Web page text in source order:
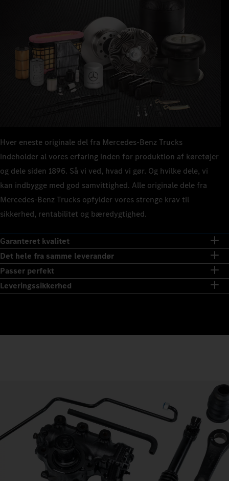
Hver eneste originale del fra Mercedes‑Benz Trucks
indeholder al vores erfaring inden for produktion af køretøjer
og dele siden 1896. Så vi ved, hvad vi gør. Og hvilke dele, vi
kan indbygge med god samvittighed. Alle originale dele fra
Mercedes‑Benz Trucks opfylder vores strenge krav til
sikkerhed, rentabilitet og bæredygtighed.
Garanteret kvalitet
Det hele fra samme leverandør
Passer perfekt
Leveringssikkerhed